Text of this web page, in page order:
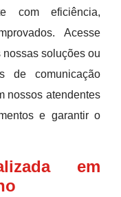
com eficiência,
Acesse
soluções ou
de comunicação
nossos atendentes
e garantir o
em